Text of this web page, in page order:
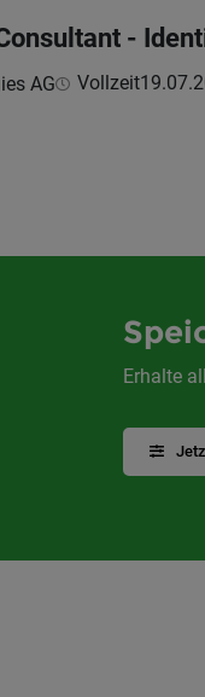
-
AG Vollzeit
Erhalte